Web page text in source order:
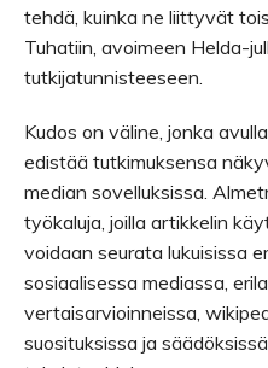
tehdä, kuinka ne liittyvät
Tuhatiin, avoimeen Helda-
tutkijatunnisteeseen.
Kudos on väline, jonka
edistää tutkimuksensa
median sovelluksissa.
työkaluja, joilla artikkelin
voidaan seurata lukuisissa
sosiaalisessa mediassa,
vertaisarvioinneissa,
suosituksissa ja